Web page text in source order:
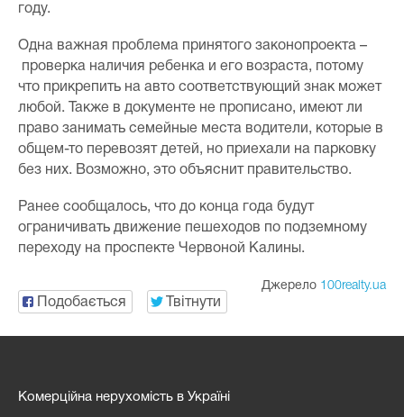
году.
Одна важная проблема принятого законопроекта –
проверка наличия ребенка и его возраста, потому
что прикрепить на авто соответствующий знак может
любой. Также в документе не прописано, имеют ли
право занимать семейные места водители, которые в
общем-то перевозят детей, но приехали на парковку
без них. Возможно, это объяснит правительство.
Ранее сообщалось, что до конца года будут
ограничивать движение пешеходов по подземному
переходу на проспекте Червоной Калины.
Джерело 100realty.ua
Подобається Твітнути
Комерційна нерухомість в Україні